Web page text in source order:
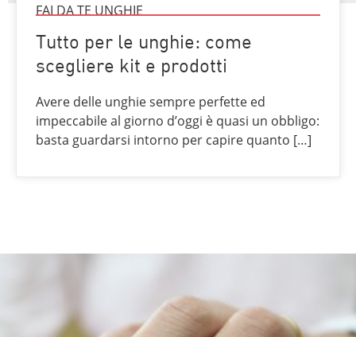
FAI DA TE UNGHIE
Tutto per le unghie: come
scegliere kit e prodotti
Avere delle unghie sempre perfette ed
impeccabile al giorno d’oggi è quasi un obbligo:
basta guardarsi intorno per capire quanto […]